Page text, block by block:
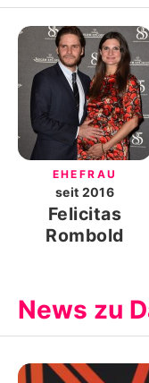
EHEFRAU
seit 2016
Felicitas
Rombold
News zu